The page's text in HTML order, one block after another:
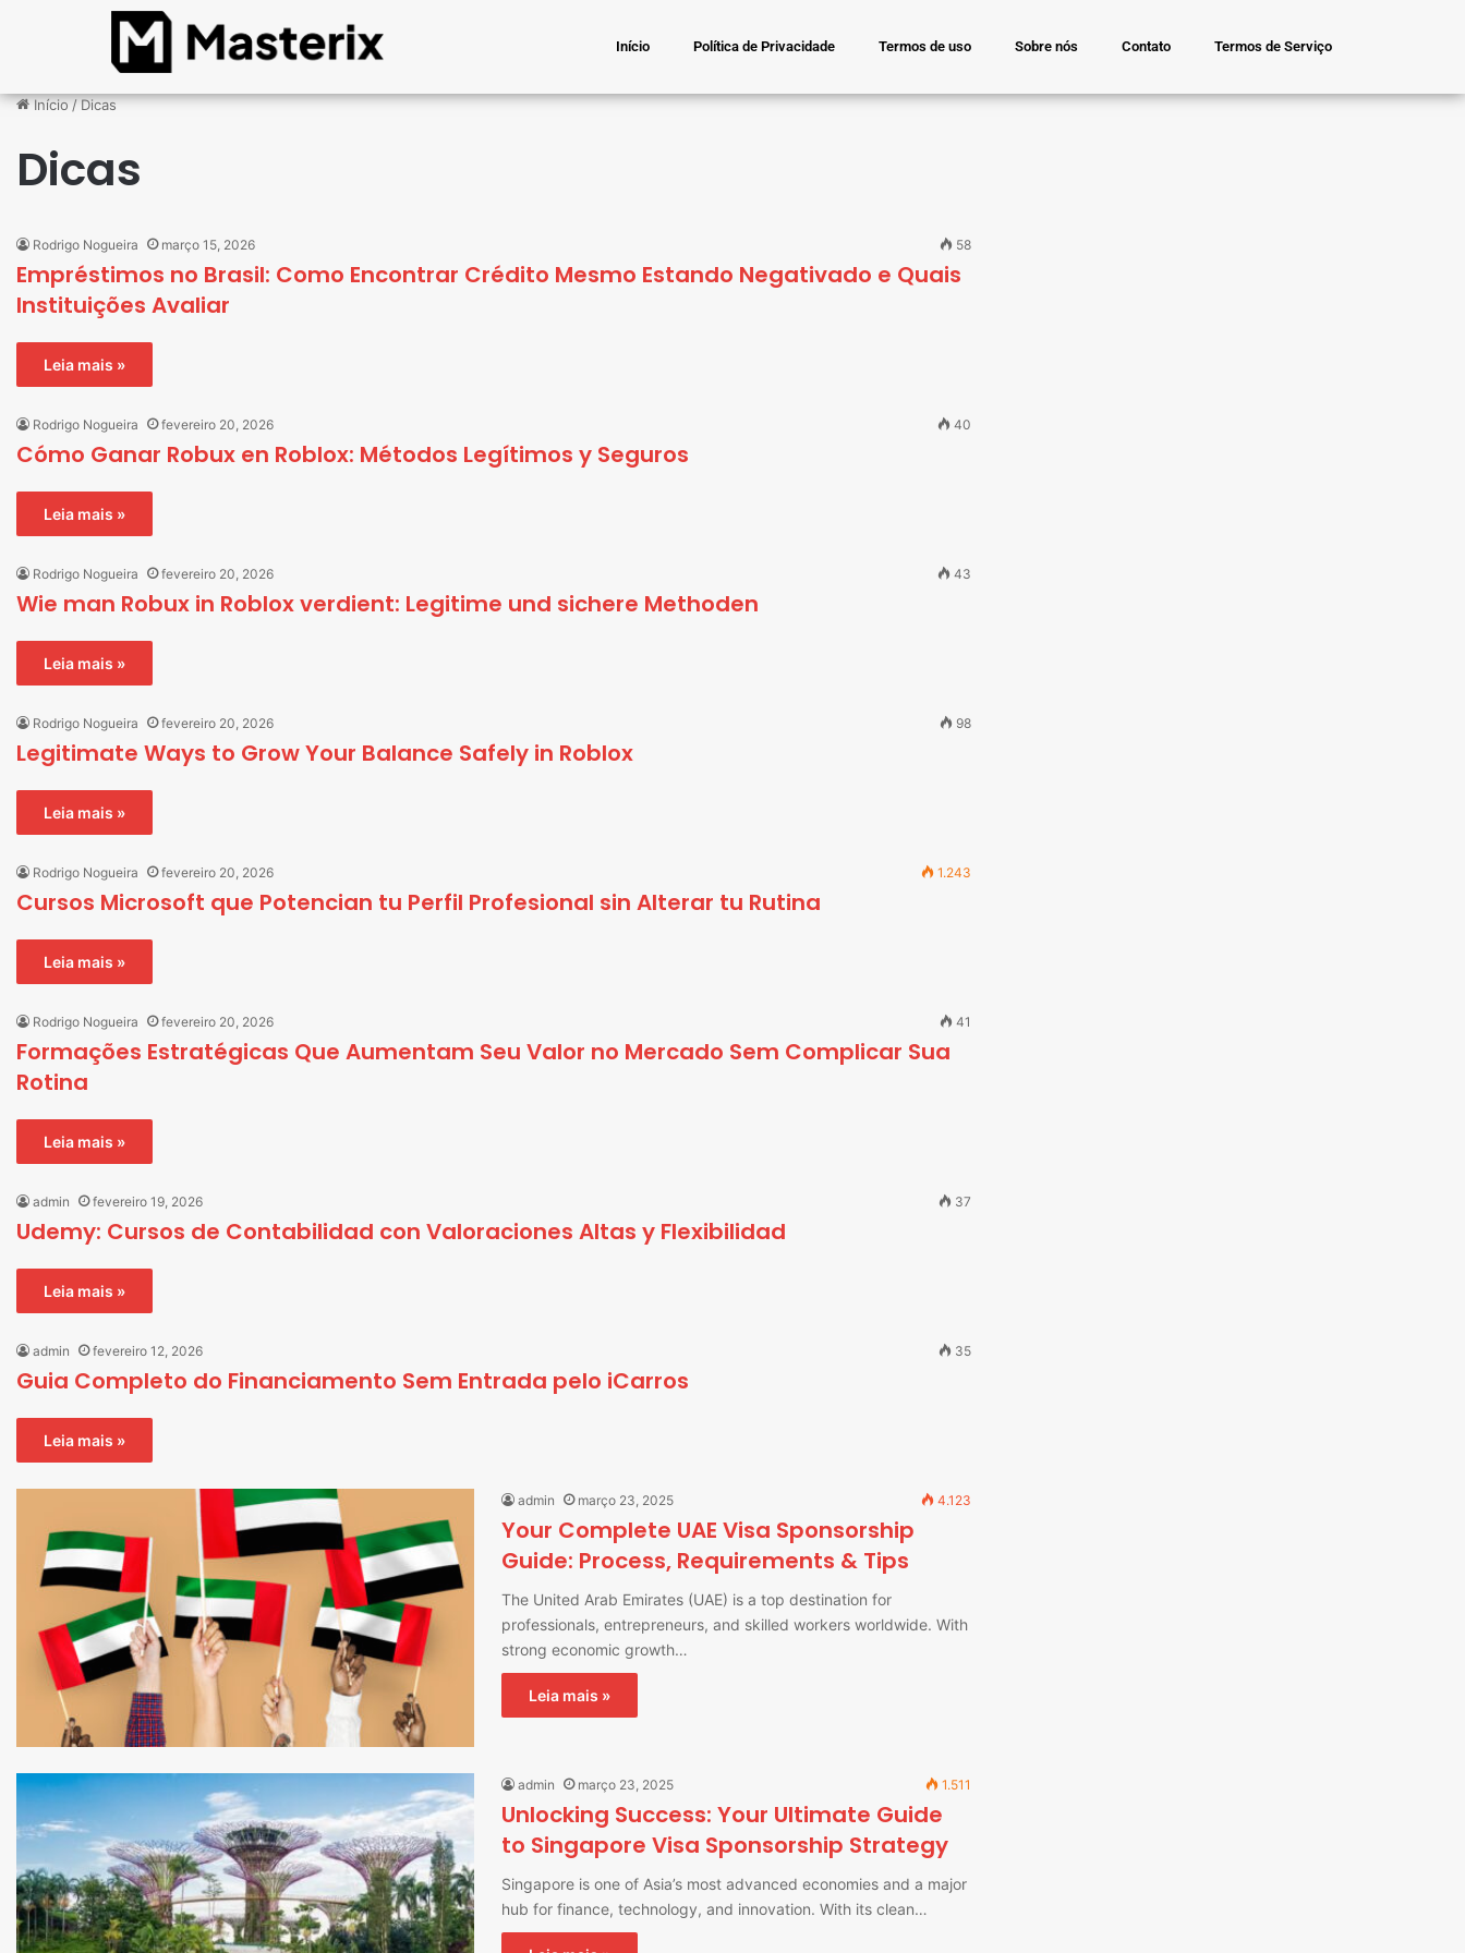
Início Política de Privacidade Termos de uso Sobre nós Contato Termos de Serviço
Início/Dicas
Dicas
Rodrigo Nogueira março 15, 2026 58
Empréstimos no Brasil: Como Encontrar Crédito Mesmo Estando Negativado e Quais
Instituições Avaliar
Leia mais »
Rodrigo Nogueira fevereiro 20, 2026 40
Cómo Ganar Robux en Roblox: Métodos Legítimos y Seguros
Leia mais »
Rodrigo Nogueira fevereiro 20, 2026 43
Wie man Robux in Roblox verdient: Legitime und sichere Methoden
Leia mais »
Rodrigo Nogueira fevereiro 20, 2026 98
Legitimate Ways to Grow Your Balance Safely in Roblox
Leia mais »
Rodrigo Nogueira fevereiro 20, 2026 1.243
Cursos Microsoft que Potencian tu Perfil Profesional sin Alterar tu Rutina
Leia mais »
Rodrigo Nogueira fevereiro 20, 2026 41
Formações Estratégicas Que Aumentam Seu Valor no Mercado Sem Complicar Sua
Rotina
Leia mais »
admin fevereiro 19, 2026 37
Udemy: Cursos de Contabilidad con Valoraciones Altas y Flexibilidad
Leia mais »
admin fevereiro 12, 2026 35
Guia Completo do Financiamento Sem Entrada pelo iCarros
Leia mais »
admin março 23, 2025 4.123
Your Complete UAE Visa Sponsorship
Guide: Process, Requirements & Tips
The United Arab Emirates (UAE) is a top destination for
professionals, entrepreneurs, and skilled workers worldwide. With
strong economic growth…
Leia mais »
admin março 23, 2025 1.511
Unlocking Success: Your Ultimate Guide
to Singapore Visa Sponsorship Strategy
Singapore is one of Asia’s most advanced economies and a major
hub for finance, technology, and innovation. With its clean…